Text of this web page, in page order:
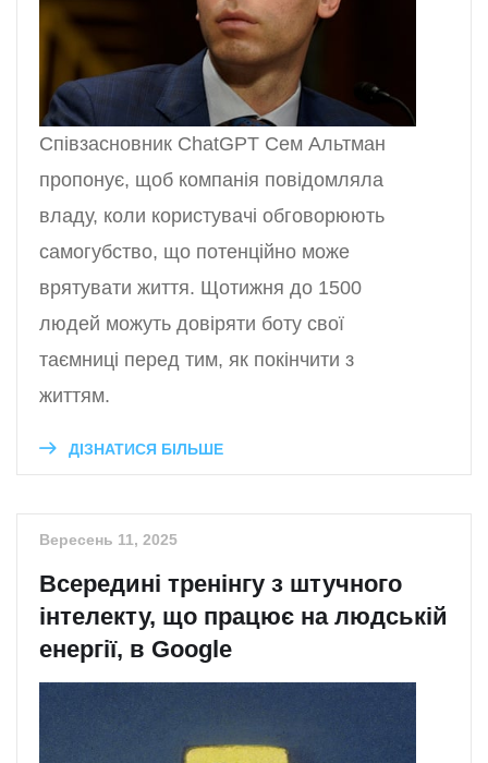
Співзасновник ChatGPT Сем Альтман
пропонує, щоб компанія повідомляла
владу, коли користувачі обговорюють
самогубство, що потенційно може
врятувати життя. Щотижня до 1500
людей можуть довіряти боту свої
таємниці перед тим, як покінчити з
життям.
ДІЗНАТИСЯ БІЛЬШЕ
Вересень 11, 2025
Всередині тренінгу з штучного
інтелекту, що працює на людській
енергії, в Google